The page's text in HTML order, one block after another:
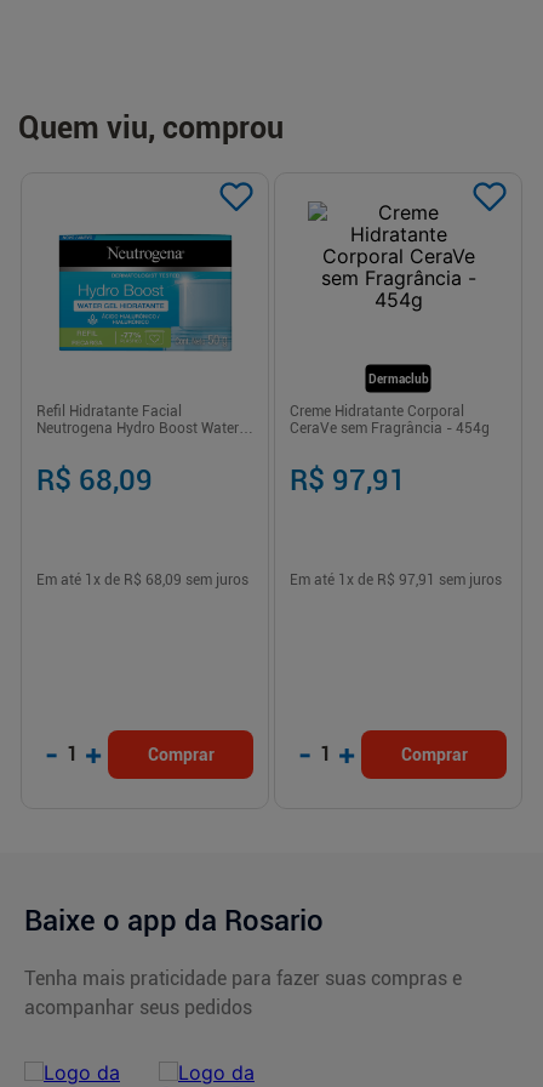
Quem viu, comprou
Refil Hidratante Facial
Neutrogena Hydro Boost Water
R$ 68,09
Em até 1 x de R$ 68,09 sem juros
- 1 + Comprar
Dermaclub
Creme Hidratante Corporal
CeraVe sem Fragrância - 454g
R$ 97,91
Em até 1 x de R$ 97,91 sem juros
- 1 + Comprar
Baixe o app da Rosario
Tenha mais praticidade para fazer suas compras e
acompanhar seus pedidos